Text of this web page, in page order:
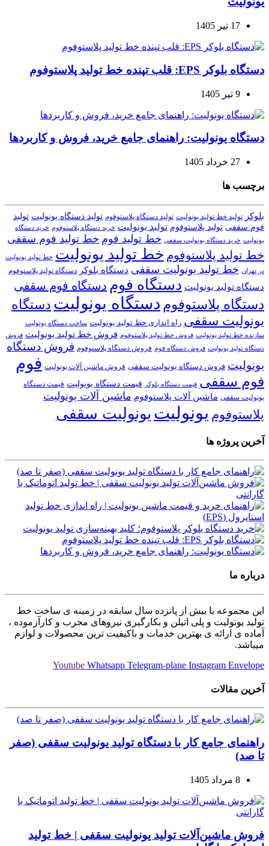
17 تیر 1405
دستگاه بلوکر EPS: قلب تپنده خط تولید پلاستوفوم
9 تیر 1405
دستگاه یونولیت: راهنمای جامع خرید، فروش و کاربردها
27 خرداد 1405
برچسب ها
بلوکر تولید خط تولید یونولیت تولید دستگاه پلاستوفوم تولید دستگاه یونولیت تولید
فوم سقفی تولید پلاستوفوم تولید یونولیت خرید دستگاه پلاستوفوم خرید دستگاه
یونولیت خرید دستگاه یونولیت سقفی خط تولید فوم خط تولید فوم سقفی
خط تولید پلاستوفوم خط تولید یونولیت خط تولید یونولیت
در تهران خط تولید یونولیت سقفی دستگاه بلوکر دستگاه تولید پلاستوفوم
دستگاه تولید یونولیت دستگاه فوم دستگاه فوم سقفی
دستگاه پلاستوفوم دستگاه یونولیت دستگاه
یونولیت سقفی راه اندازی خط تولید یونولیت ساخت دستگاه یونولیت
سازنده خط تولید یونولیت فروش خط تولید پلاستوفوم فروش خط تولید یونولیت فروش
دستگاه تولید یونولیت فروش دستگاه فوم فروش دستگاه پلاستوفوم فروش دستگاه
یونولیت فروش دستگاه یونولیت سقفی فروش ماشین آلات یونولیت فوم
فوم سقفی قیمت دستگاه بلوکر قیمت دستگاه یونولیت قیمت دستگاه
یونولیت سقفی ماشین آلات پلاستوفوم ماشین آلات یونولیت
پلاستوفوم یونولیت یونولیت سقفی
آخرین پروژه ها
درباره ما
این مجموعه با بیش از پانزده سال سابقه در زمینه ی ساخت خط
تولید یونولیت و پلی اتیلن و بکارگیری نیروهای مجرب و کارآزموده ،
آماده ی ارائه ی بهترین خدمات و باکیفیت ترین محصولات و لوازم
میباشد.
Youtube Whatsapp Telegram-plane Instagram Envelope
آخرین مقالات
راهنمای جامع کار با دستگاه تولید یونولیت سقفی (صفر
تا صد)
8 مرداد 1405
فروش ماشین‌آلات تولید یونولیت سقفی | خط تولید